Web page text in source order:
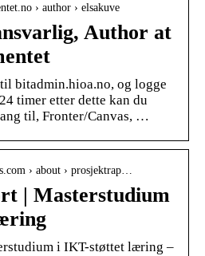
› author › elsakuve
Author at
bitadmin.hioa.no, og logge
timer etter dette kan du
til, Fronter/Canvas, …
› about › prosjektrap…
| Masterstudium
i IKT-støttet læring –